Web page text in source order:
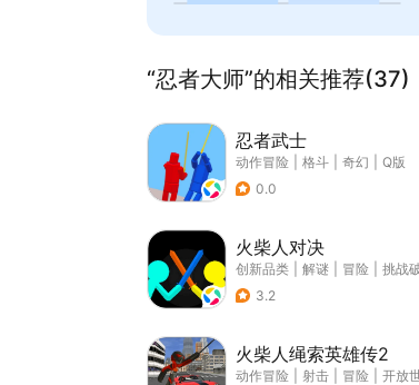
“忍者大师”的相关推荐(37)
忍者武士
动作冒险 格斗 奇幻
Q版
0.0
火柴人对决
创新品类 解谜 冒险
挑战
3.2
火柴人绳索英雄传2
动作冒险 射击 冒险
开放